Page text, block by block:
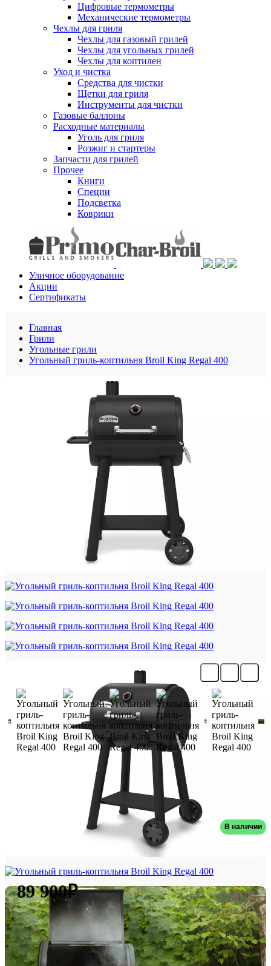
Цифровые термометры
Механические термометры
Чехлы для гриля
Чехлы для газовый грилей
Чехлы для угольных грилей
Чехлы для коптилен
Уход и чистка
Средства для чистки
Щетки для гриля
Инструменты для чистки
Газовые баллоны
Расходные материалы
Уголь для гриля
Розжиг и стартеры
Запчасти для грилей
Прочее
Книги
Специи
Подсветка
Коврики
Уличное оборудование
Акции
Сертификаты
Главная
Грили
Угольные грили
Угольный гриль-коптильня Broil King Regal 400
Угольный гриль-коптильня Broil
King Regal 400
В наличии
89 900₽
В корзину